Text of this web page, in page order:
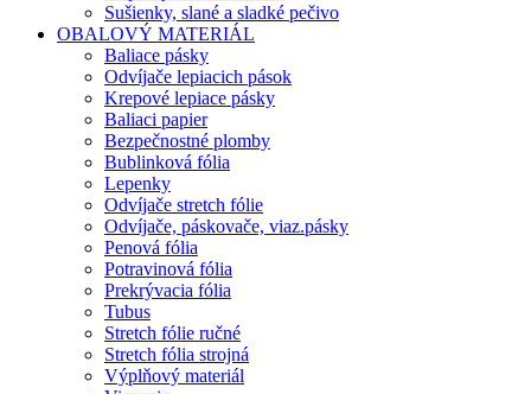
Sušienky, slané a sladké pečivo
OBALOVÝ MATERIÁL
Baliace pásky
Odvíjače lepiacich pások
Krepové lepiace pásky
Baliaci papier
Bezpečnostné plomby
Bublinková fólia
Lepenky
Odvíjače stretch fólie
Odvíjače, páskovače, viaz.pásky
Penová fólia
Potravinová fólia
Prekrývacia fólia
Tubus
Stretch fólie ručné
Stretch fólia strojná
Výplňový materiál